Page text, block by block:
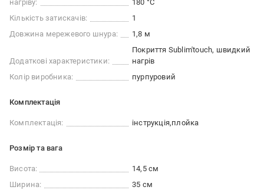
нагріву:
180 °C
Кількість затискачів:
1
Довжина мережевого шнура:
1,8 м
Додаткові характеристики:
Покриття Sublim'touch, швидкий
нагрів
Колір виробника:
пурпуровий
Комплектація
Комплектація: інструкція плойка
Розмір та вага
Висота:
14,5 см
Ширина:
35 см